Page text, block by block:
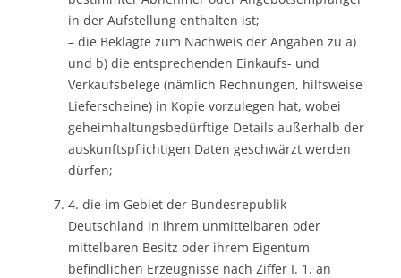
in der Aufstellung enthalten ist;
– die Beklagte zum Nachweis der Angaben zu a)
und b) die entsprechenden Einkaufs- und
Verkaufsbelege (nämlich Rechnungen, hilfsweise
Lieferscheine) in Kopie vorzulegen hat, wobei
geheimhaltungsbedürftige Details außerhalb der
auskunftspflichtigen Daten geschwärzt werden
dürfen;
4. die im Gebiet der Bundesrepublik
Deutschland in ihrem unmittelbaren oder
mittelbaren Besitz oder ihrem Eigentum
befindlichen Erzeugnisse nach Ziffer I. 1. an